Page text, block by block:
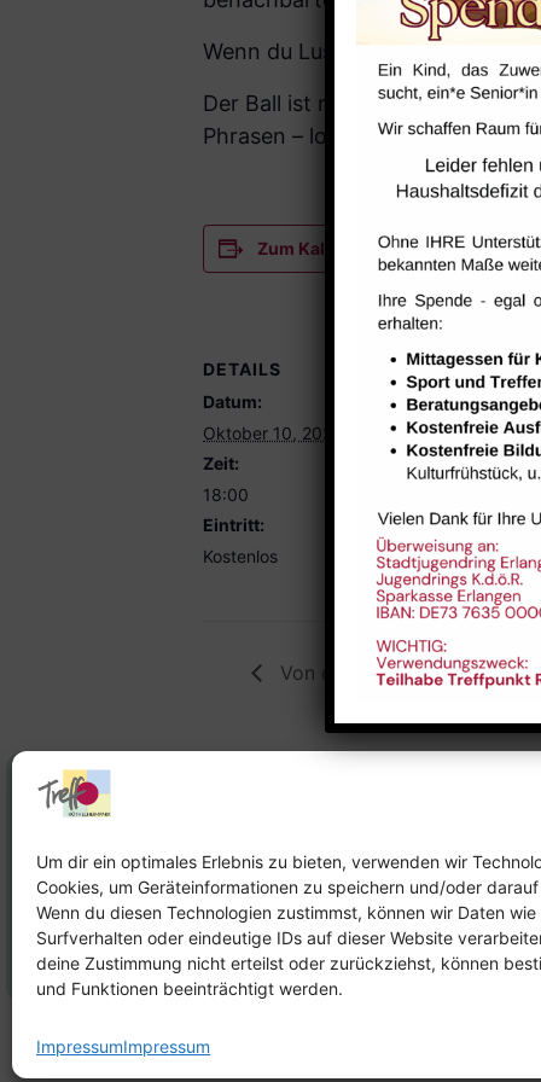
Um dir ein optimales Erlebnis zu bieten, verwenden wir
Cookies, um Geräteinformationen zu speichern und/oder
Wenn du diesen Technologien zustimmst, können wir Daten wie
Surfverhalten oder eindeutige IDs auf dieser Website
deine Zustimmung nicht erteilst oder zurückziehst, können
und Funktionen beeinträchtigt werden.
ImpressumImpressum
Wenn du Lust hast mitzuspielen,
Der Ball ist rund, ein Spiel
Phrasen – los geht´s!
Zum Kalender hinzufügen
DETAILS
Datum:
Oktober 10, 2023
Zeit:
18:00
Eintritt:
Kostenlos
Jugendtreff
Telefon
Von der Milch zum Brei
Stadtteilhaus
Tel.:09131-9232777
E-Mail: leitung@treffpunkt-
roethelheimpark.de
Tel.: Telefon:
E-Mail: